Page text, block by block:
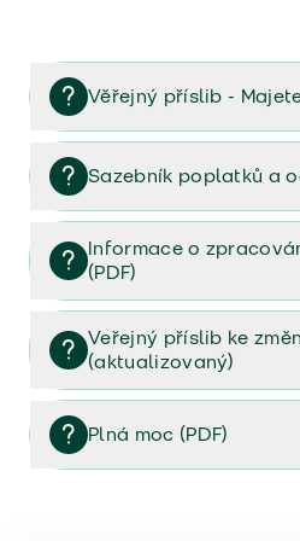
Věřejný příslib -
Věřejný příslib majetek 2023
Sazebník poplatků a
Sazebník poplatků a odměn
Informace o
(PDF)
Informace o zpracování
Veřejný příslib ke
(aktualizovaný)
Veřejný příslib ke změnám
Plná moc (PDF)